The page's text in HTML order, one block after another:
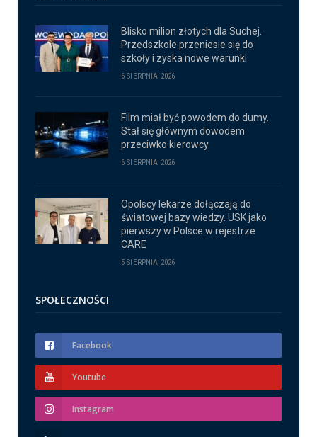
Blisko milion złotych dla Suchej.
Przedszkole przeniesie się do
szkoły i zyska nowe warunki
6 SIERPNIA 2026
Film miał być powodem do dumy.
Stał się głównym dowodem
przeciwko kierowcy
6 SIERPNIA 2026
Opolscy lekarze dołączają do
światowej bazy wiedzy. USK jako
pierwszy w Polsce w rejestrze
CARE
5 SIERPNIA 2026
SPOŁECZNOŚCI
Facebook
Youtube
Instagram